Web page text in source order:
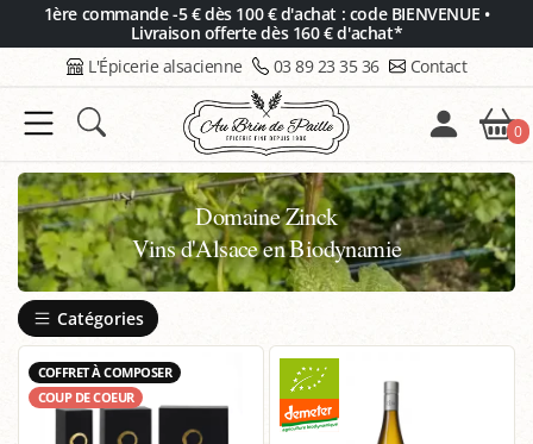
1ère commande -5 € dès 100 € d'achat : code BIENVENUE •
Livraison offerte dès 160 € d'achat*
L'Épicerie alsacienne 03 89 23 35 36 Contact
0
Domaine Zinck
Vins d'Alsace en Biodynamie
Catégories
COFFRET À COMPOSER
COUP DE COEUR
Panneau de gestion des cookies